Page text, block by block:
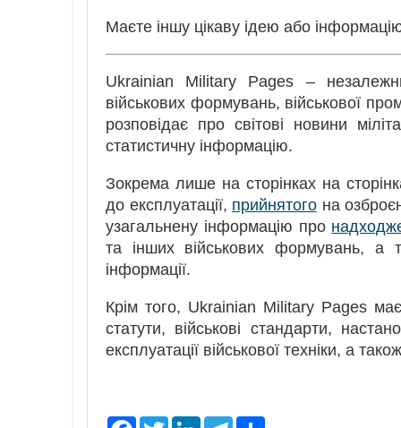
Маєте іншу цікаву ідею або
Ukrainian Military Pages –
військових формувань, військової
розповідає про світові новини
статистичну інформацію.
Зокрема лише на сторінках на
до експлуатації, прийнятого на
узагальнену інформацію про
та інших військових формувань, а
інформації.
Крім того, Ukrainian Military Pages має
статути, військові стандарти,
експлуатації військової техніки, а
F
T
L
T